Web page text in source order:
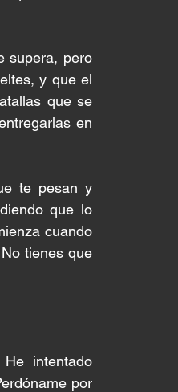
supera, pero
y que el
que se
en
te pesan y
que lo
cuando
tienes que
intentado
por